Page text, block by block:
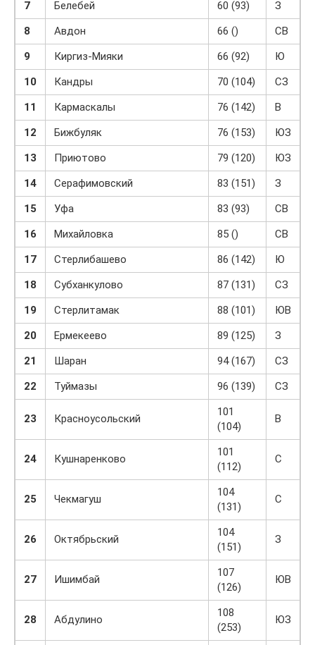
7 Белебей 60 (93)
З
8
Авдон 66 ()
СВ
9
Киргиз-Мияки 66 (92)
Ю
10
Кандры 70 (104)
СЗ
11
Кармаскалы 76 (142)
В
12
Бижбуляк 76 (153)
ЮЗ
13
Приютово 79 (120)
ЮЗ
14
Серафимовский 83 (151)
З
15
Уфа 83 (93)
СВ
16
Михайловка 85 ()
СВ
17
Стерлибашево 86 (142)
Ю
18
Субханкулово 87 (131)
СЗ
19
Стерлитамак 88 (101)
ЮВ
20
Ермекеево 89 (125)
З
21
Шаран 94 (167)
СЗ
22
Туймазы 96 (139) СЗ
23 Красноусольский
101
(104)
В
24 Кушнаренково
101
(112)
С
25 Чекмагуш
104
(131)
С
26 Октябрьский
104
(151)
З
27 Ишимбай
107
(126)
ЮВ
28 Абдулино
108
(253)
ЮЗ